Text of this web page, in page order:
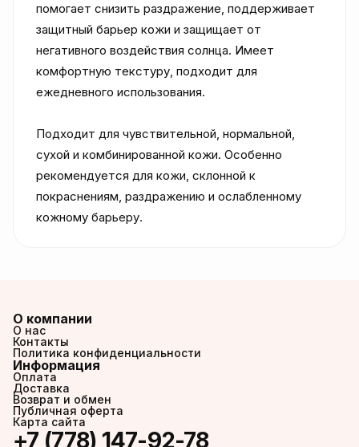
помогает снизить раздражение, поддерживает
защитный барьер кожи и защищает от
негативного воздействия солнца. Имеет
комфортную текстуру, подходит для
ежедневного использования.
Подходит для чувствительной, нормальной,
сухой и комбинированной кожи. Особенно
рекомендуется для кожи, склонной к
покраснениям, раздражению и ослабленному
кожному барьеру.
О компании
О нас
Контакты
Политика конфиденциальности
Информация
Оплата
Доставка
Возврат и обмен
Публичная оферта
Карта сайта
+7 (778) 147-92-78